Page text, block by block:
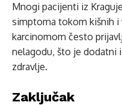
Mnogi pacijenti iz
simptoma tokom kišnih i
karcinomom često
nelagodu, što je dodatni
zdravlje.
Zaključak